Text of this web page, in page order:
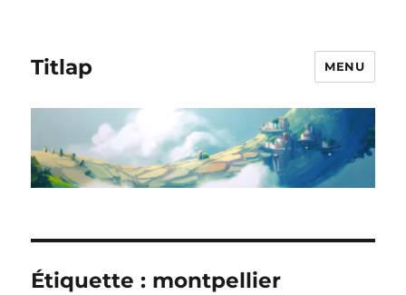
Titlap MENU
Étiquette : montpellier